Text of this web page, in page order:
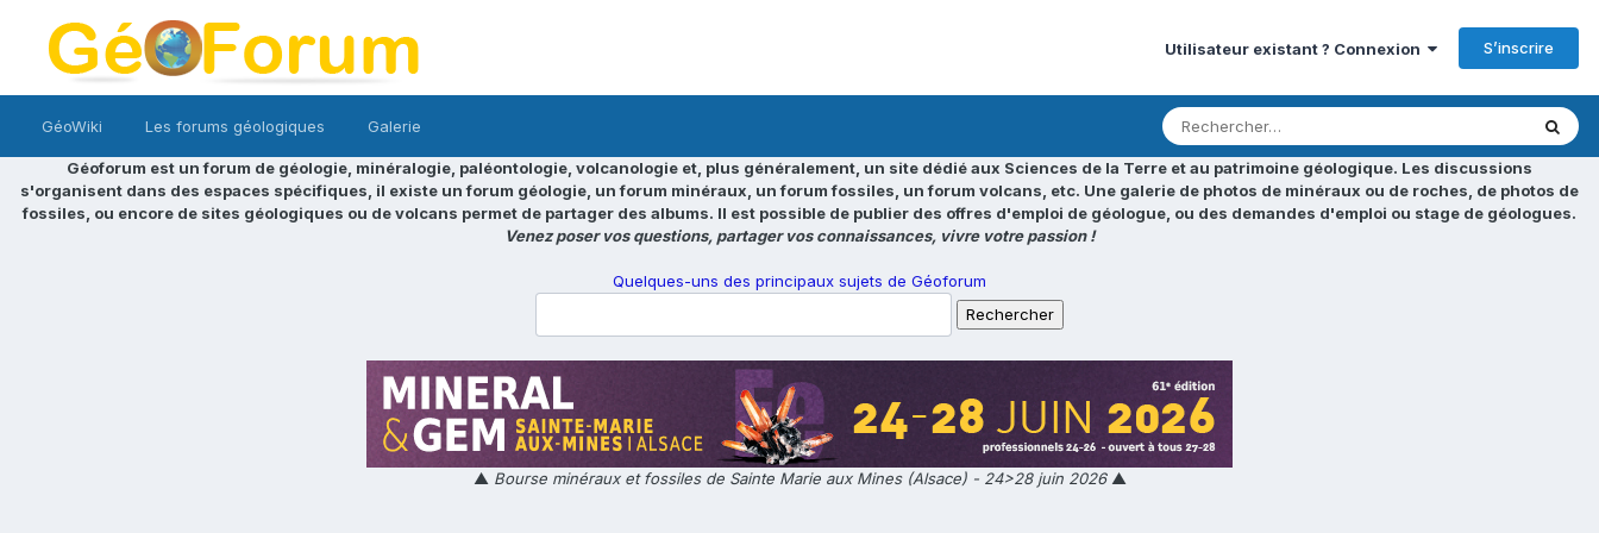
Utilisateur existant ? Connexion S’inscrire
GéoWiki Les forums géologiques Galerie
Géoforum est un forum de géologie, minéralogie, paléontologie, volcanologie et, plus généralement, un site dédié aux Sciences de la Terre et au patrimoine géologique. Les discussions
s'organisent dans des espaces spécifiques, il existe un forum géologie, un forum minéraux, un forum fossiles, un forum volcans, etc. Une galerie de photos de minéraux ou de roches, de photos de
fossiles, ou encore de sites géologiques ou de volcans permet de partager des albums. Il est possible de publier des offres d'emploi de géologue, ou des demandes d'emploi ou stage de géologues.
Venez poser vos questions, partager vos connaissances, vivre votre passion !
Quelques-uns des principaux sujets de Géoforum
▲ Bourse minéraux et fossiles de Sainte Marie aux Mines (Alsace) - 24>28 juin 2026▲